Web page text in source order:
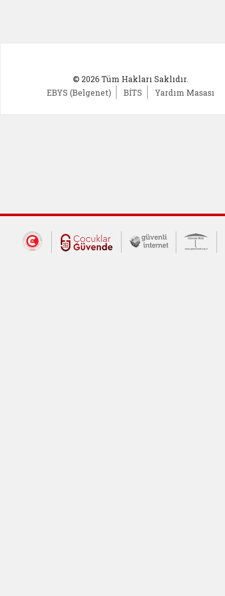
© 2026 Tüm Hakları Saklıdır.
EBYS (Belgenet)
BİTS Yardım Masası
Dış Bağlantılar
Cumhurbaşkanlığı İletişim Merkezi
Çocuklar Güvende (yeni
Güvenli